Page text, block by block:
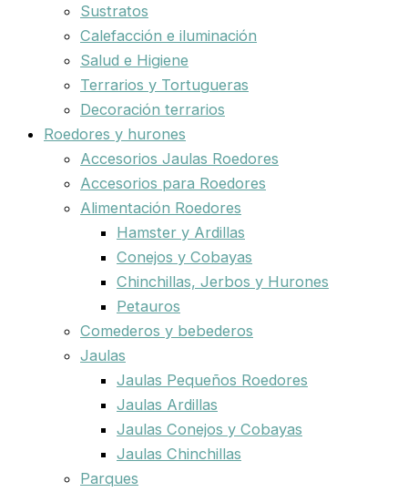
Sustratos
Calefacción e iluminación
Salud e Higiene
Terrarios y Tortugueras
Decoración terrarios
Roedores y hurones
Accesorios Jaulas Roedores
Accesorios para Roedores
Alimentación Roedores
Hamster y Ardillas
Conejos y Cobayas
Chinchillas, Jerbos y Hurones
Petauros
Comederos y bebederos
Jaulas
Jaulas Pequeños Roedores
Jaulas Ardillas
Jaulas Conejos y Cobayas
Jaulas Chinchillas
Parques